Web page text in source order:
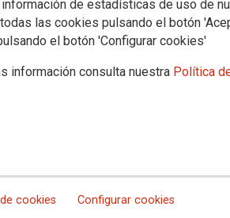
de estadísticas de uso de
las cookies pulsando el botón
el botón 'Configurar cookies'
información consulta nuestra Política
cookies Configurar cookies
para los casos de
docente